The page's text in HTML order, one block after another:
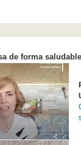
de forma